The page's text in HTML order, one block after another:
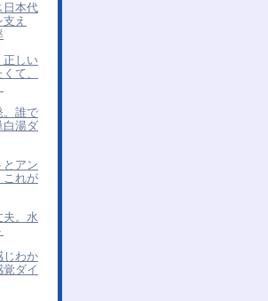
日本代
え
正しい
て、
。誰で
白湯ダ
とアン
これが
夫。水
じわか
覚ダイ